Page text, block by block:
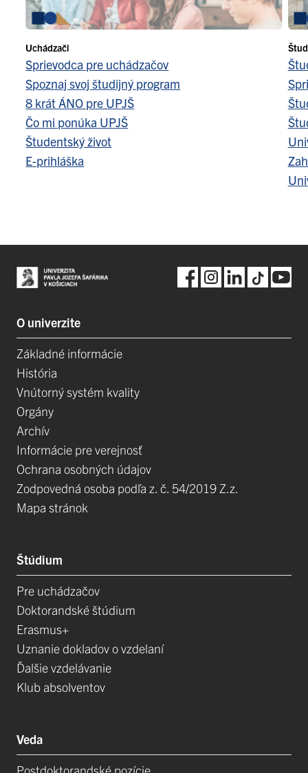
Uchádzači
Sprievodca pre uchádzačov
Spoznaj svoj študijný program
8 krát ÁNO pre UPJŠ
Čo mi ponúka UPJŠ
Študentský život
E-prihláška
O univerzite
Základné informácie
História
Vnútorný systém kvality
Orgány
Archív
Informácie pre verejnosť
Ochrana osobných údajov
Zodpovedná osoba podľa z. č. 54/2019 Z.z.
Mapa stránok
Štúdium
Pre uchádzačov
Doktorandské štúdium
Erasmus+
Uznanie dokladov o vzdelaní
Ďalšie vzdelávanie
Klub absolventov
Veda
Postdoktorandské pozície